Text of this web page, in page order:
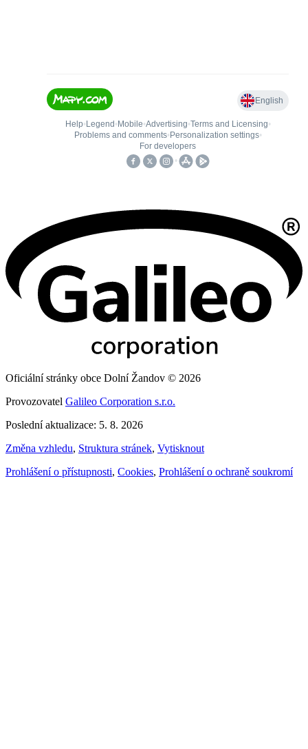
Oficiální stránky obce Dolní Žandov © 2026
Provozovatel Galileo Corporation s.r.o.
Poslední aktualizace: 5. 8. 2026
Změna vzhledu, Struktura stránek, Vytisknout
Prohlášení o přístupnosti, Cookies, Prohlášení o ochraně soukromí